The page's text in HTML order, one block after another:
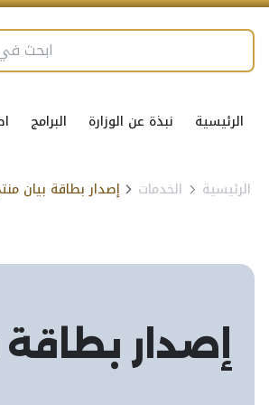
الرئيسية نبذة عن الوزارة البرامج
الرئيسية الخدمات
إصدار